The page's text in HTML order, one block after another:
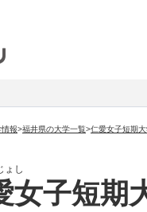
報>福井県の大学一覧>仁愛女子短期
ょし
女子短期